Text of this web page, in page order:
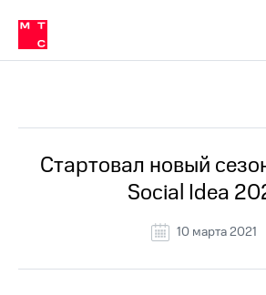
Медиа-центр
и акционерам
Устойчивое развитие
Комплаенс и деловая этика
компании
Карьера
История
компании
Руководство
в МТС
Пресс-
релизы
о технологиях
Стартовал новый
Social Idea
10 марта 2021